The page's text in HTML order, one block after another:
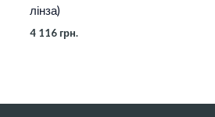
лінза)
4 116 грн.